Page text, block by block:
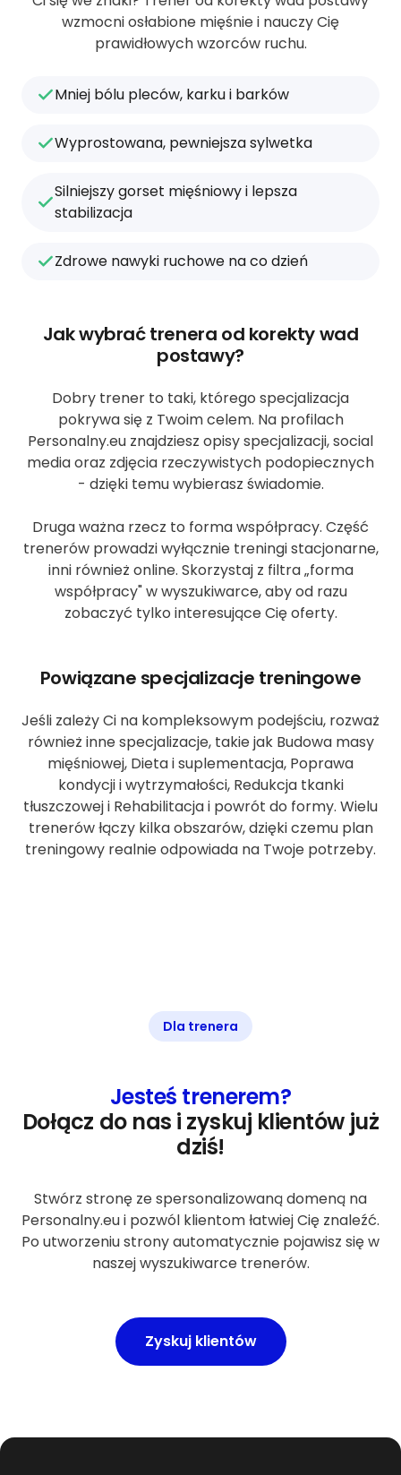
wzmocni osłabione mięśnie i nauczy Cię
prawidłowych wzorców ruchu.
Mniej bólu pleców, karku i barków
Wyprostowana, pewniejsza sylwetka
Silniejszy gorset mięśniowy i lepsza
stabilizacja
Zdrowe nawyki ruchowe na co dzień
Jak wybrać trenera od korekty wad
postawy?
Dobry trener to taki, którego specjalizacja
pokrywa się z Twoim celem. Na profilach
Personalny.eu znajdziesz opisy specjalizacji, social
media oraz zdjęcia rzeczywistych podopiecznych
- dzięki temu wybierasz świadomie.
Druga ważna rzecz to forma współpracy. Część
trenerów prowadzi wyłącznie treningi stacjonarne,
inni również online. Skorzystaj z filtra „forma
współpracy" w wyszukiwarce, aby od razu
zobaczyć tylko interesujące Cię oferty.
Powiązane specjalizacje treningowe
Jeśli zależy Ci na kompleksowym podejściu, rozważ
również inne specjalizacje, takie jak Budowa masy
mięśniowej, Dieta i suplementacja, Poprawa
kondycji i wytrzymałości, Redukcja tkanki
tłuszczowej i Rehabilitacja i powrót do formy. Wielu
trenerów łączy kilka obszarów, dzięki czemu plan
treningowy realnie odpowiada na Twoje potrzeby.
Dla trenera
Jesteś trenerem?
Dołącz do nas i zyskuj klientów już
dziś!
Stwórz stronę ze spersonalizowaną domeną na
Personalny.eu i pozwól klientom łatwiej Cię znaleźć.
Po utworzeniu strony automatycznie pojawisz się w
naszej wyszukiwarce trenerów.
Zyskuj klientów